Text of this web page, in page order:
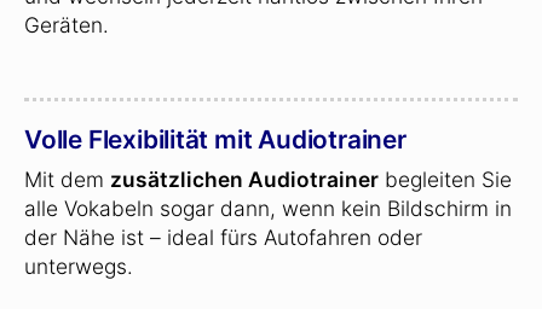
Geräten.
Volle Flexibilität mit Audiotrainer
Mit dem zusätzlichen Audiotrainer begleiten Sie
alle Vokabeln sogar dann, wenn kein Bildschirm in
der Nähe ist – ideal fürs Autofahren oder
unterwegs.